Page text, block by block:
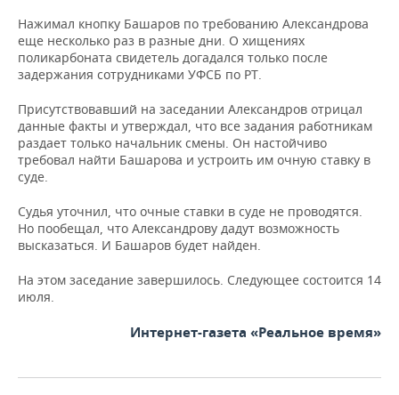
Нажимал кнопку Башаров по требованию Александрова
еще несколько раз в разные дни. О хищениях
поликарбоната свидетель догадался только после
задержания сотрудниками УФСБ по РТ.
Присутствовавший на заседании Александров отрицал
данные факты и утверждал, что все задания работникам
раздает только начальник смены. Он настойчиво
требовал найти Башарова и устроить им очную ставку в
суде.
Судья уточнил, что очные ставки в суде не проводятся.
Но пообещал, что Александрову дадут возможность
высказаться. И Башаров будет найден.
На этом заседание завершилось. Следующее состоится 14
июля.
Интернет-газета «Реальное время»